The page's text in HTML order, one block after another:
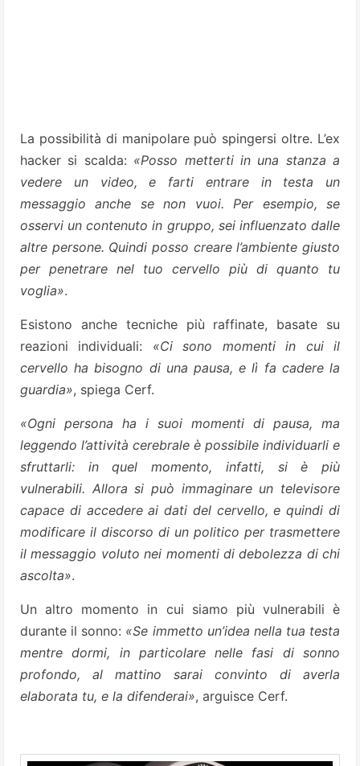
La possibilità di manipolare può spingersi oltre. L’ex
hacker si scalda: «Posso metterti in una stanza a
vedere un video, e farti entrare in testa un
messaggio anche se non vuoi. Per esempio, se
osservi un contenuto in gruppo, sei influenzato dalle
altre persone. Quindi posso creare l’ambiente giusto
per penetrare nel tuo cervello più di quanto tu
voglia».
Esistono anche tecniche più raffinate, basate su
reazioni individuali: «Ci sono momenti in cui il
cervello ha bisogno di una pausa, e lì fa cadere la
guardia», spiega Cerf.
«Ogni persona ha i suoi momenti di pausa, ma
leggendo l’attività cerebrale è possibile individuarli e
sfruttarli: in quel momento, infatti, si è più
vulnerabili. Allora si può immaginare un televisore
capace di accedere ai dati del cervello, e quindi di
modificare il discorso di un politico per trasmettere
il messaggio voluto nei momenti di debolezza di chi
ascolta».
Un altro momento in cui siamo più vulnerabili è
durante il sonno: «Se immetto un’idea nella tua testa
mentre dormi, in particolare nelle fasi di sonno
profondo, al mattino sarai convinto di averla
elaborata tu, e la difenderai», arguisce Cerf.